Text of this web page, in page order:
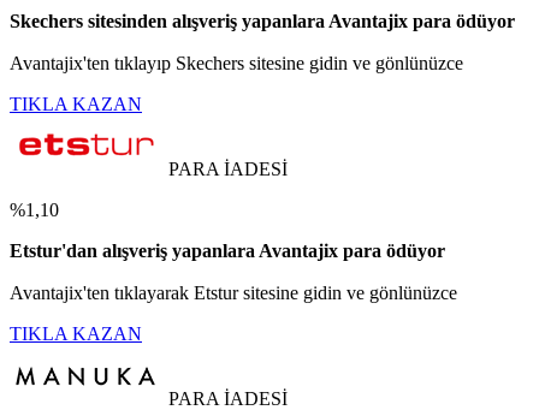
Skechers sitesinden alışveriş yapanlara Avantajix para ödüyor
Avantajix'ten tıklayıp Skechers sitesine gidin ve gönlünüzce
TIKLA KAZAN
PARA İADESİ
%1,10
Etstur'dan alışveriş yapanlara Avantajix para ödüyor
Avantajix'ten tıklayarak Etstur sitesine gidin ve gönlünüzce
TIKLA KAZAN
PARA İADESİ